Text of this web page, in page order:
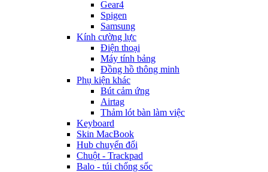
Gear4
Spigen
Samsung
Kính cường lực
Điện thoại
Máy tính bảng
Đồng hồ thông minh
Phụ kiện khác
Bút cảm ứng
Airtag
Thảm lót bàn làm việc
Keyboard
Skin MacBook
Hub chuyển đổi
Chuột - Trackpad
Balo - túi chống sốc